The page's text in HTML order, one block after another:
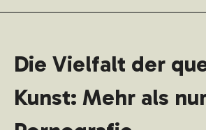
Die Vielfalt der
Kunst: Mehr als